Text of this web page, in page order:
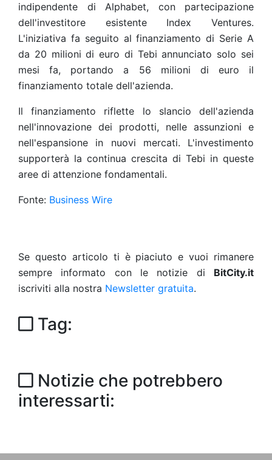
indipendente di Alphabet, con partecipazione
dell'investitore esistente Index Ventures.
L'iniziativa fa seguito al finanziamento di Serie A
da 20 milioni di euro di Tebi annunciato solo sei
mesi fa, portando a 56 milioni di euro il
finanziamento totale dell'azienda.
Il finanziamento riflette lo slancio dell'azienda
nell'innovazione dei prodotti, nelle assunzioni e
nell'espansione in nuovi mercati. L'investimento
supporterà la continua crescita di Tebi in queste
aree di attenzione fondamentali.
Fonte: Business Wire
Se questo articolo ti è piaciuto e vuoi rimanere
sempre informato con le notizie di BitCity.it
iscriviti alla nostra Newsletter gratuita.
Tag:
Notizie che potrebbero
interessarti: